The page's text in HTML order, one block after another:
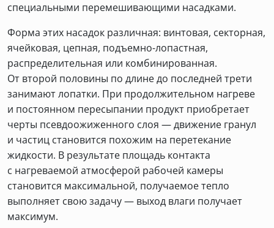
специальными перемешивающими насадками.
Форма этих насадок различная: винтовая, секторная,
ячейковая, цепная, подъемно-лопастная,
распределительная или комбинированная.
От второй половины по длине до последней трети
занимают лопатки. При продолжительном нагреве
и постоянном пересыпании продукт приобретает
черты псевдоожиженного слоя — движение гранул
и частиц становится похожим на перетекание
жидкости. В результате площадь контакта
с нагреваемой атмосферой рабочей камеры
становится максимальной, получаемое тепло
выполняет свою задачу — выход влаги получает
максимум.